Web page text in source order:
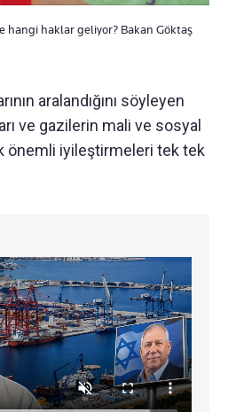
hangi haklar geliyor? Bakan Göktaş
aralandığını söyleyen
ve gazilerin mali ve sosyal
önemli iyileştirmeleri tek tek